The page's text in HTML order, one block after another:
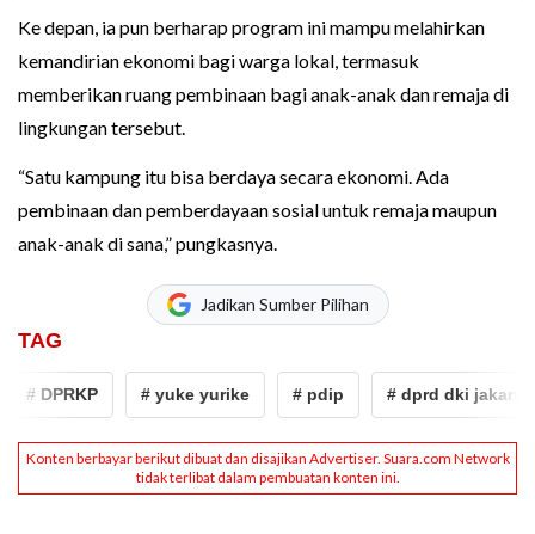
Ke depan, ia pun berharap program ini mampu melahirkan
kemandirian ekonomi bagi warga lokal, termasuk
memberikan ruang pembinaan bagi anak-anak dan remaja di
lingkungan tersebut.
“Satu kampung itu bisa berdaya secara ekonomi. Ada
pembinaan dan pemberdayaan sosial untuk remaja maupun
anak-anak di sana,” pungkasnya.
Jadikan Sumber Pilihan
TAG
# DPRKP # yuke yurike # pdip # dprd dki jakarta